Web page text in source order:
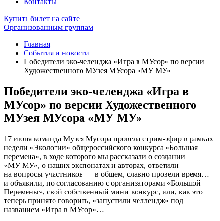
Купить билет на сайте
Организованным группам
Главная
События и новости
Победители эко-челенджа «Игра в МУсор» по версии
Художественного МУзея МУсора «МУ МУ»
Победители эко-челенджа «Игра в
МУсор» по версии Художественного
МУзея МУсора «МУ МУ»
17 июня команда Музея Мусора провела стрим-эфир в рамках
недели «Экологии» общероссийского конкурса «Большая
перемена», в ходе которого мы рассказали о создании
«МУ МУ», о наших экспонатах и авторах, ответили
на вопросы участников — в общем, славно провели время…
и объявили, по согласованию с организаторами «Большой
Перемены», свой собственный мини-конкурс, или, как это
теперь принято говорить, «запустили челлендж» под
названием «Игра в МУсор»…